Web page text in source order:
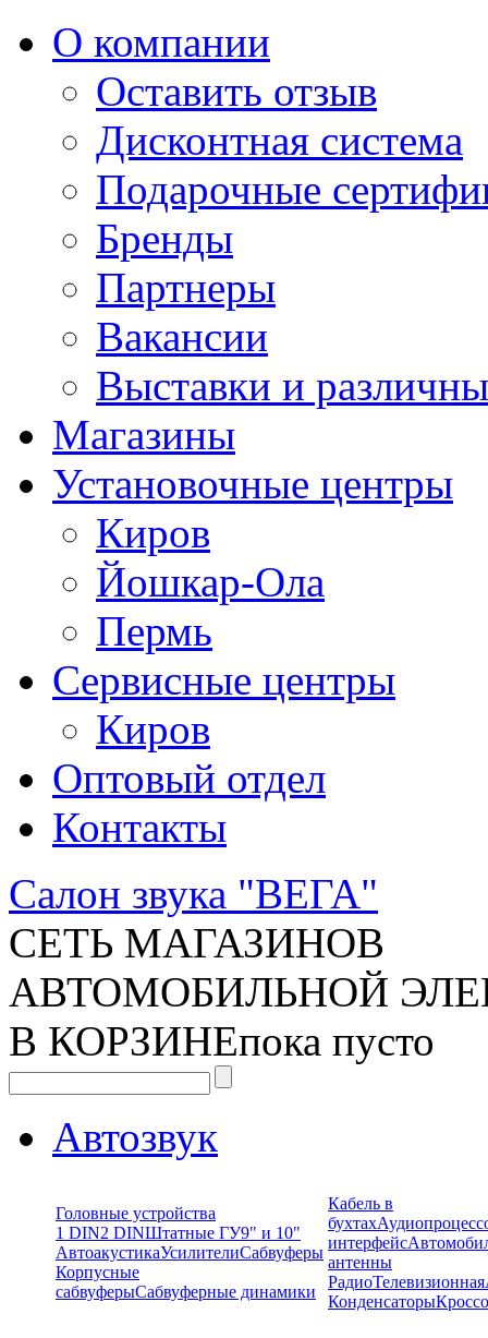
О компании
Оставить отзыв
Дисконтная система
Подарочные
Бренды
Партнеры
Вакансии
Выставки и
Магазины
Установочные центры
Киров
Йошкар-Ола
Пермь
Сервисные центры
Киров
Оптовый отдел
Контакты
Салон звука "ВЕГА"
СЕТЬ МАГАЗИНОВ
АВТОМОБИЛЬНОЙ
В КОРЗИНЕпока пусто
Автозвук
Головные устройства
1 DIN2 DINШтатные ГУ9" и 10"
АвтоакустикаУсилителиСабвуферы
Корпусные
сабвуферыСабвуферные динамики
Кабель в
бухтах
интерфейс
антенны
РадиоТелевизионная
Конденсаторы